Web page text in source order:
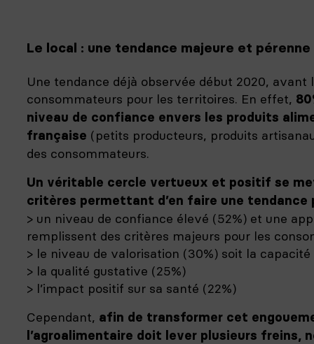
Le local : une tendance majeure et pérenne
Une tendance déjà observée début 2020,
consommateurs pour les territoires. En effet,
niveau de confiance envers les produits
française (petits producteurs, produits
des consommateurs.
Un véritable cercle vertueux et positif se
critères permettant d’en faire une tendance
> un niveau de confiance élevé (52%) et une
remplissent des critères majeurs pour les
> le niveau de valorisation (30%) soit la
> la qualité gustative (25%)
> l’impact positif sur sa santé (22%)
Cependant, afin de transformer cet
l’agroalimentaire doit lever plusieurs freins,